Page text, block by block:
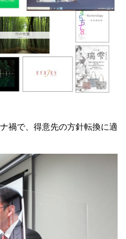
禍で、得意先の方針転換に適